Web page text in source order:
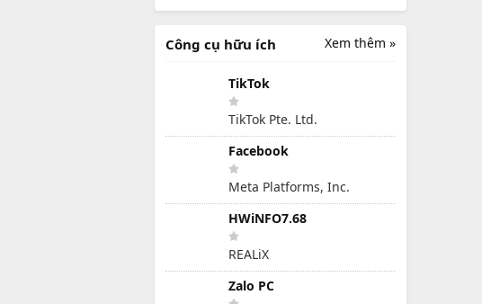
Xem thêm »
Công cụ hữu ích
TikTok
TikTok Pte. Ltd.
Facebook
Meta Platforms, Inc.
HWiNFO7.68
REALiX
Zalo PC